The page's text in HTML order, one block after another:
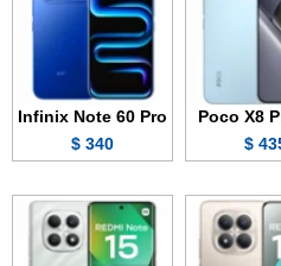
Poco X8
435
Infinix Note 60 Pro
340 $